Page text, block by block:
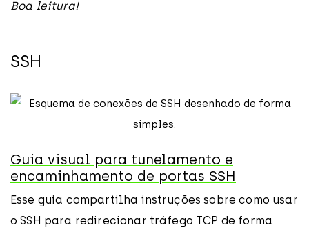
Boa leitura!
SSH
Guia visual para tunelamento e
encaminhamento de portas SSH
Esse guia compartilha instruções sobre como usar
o SSH para redirecionar tráfego TCP de forma